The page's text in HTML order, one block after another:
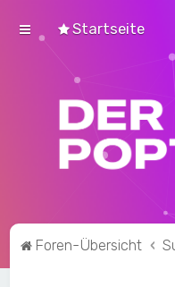
Startseite
Foren-Übersicht